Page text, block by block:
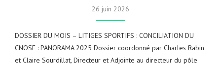
26 juin 2026
DOSSIER DU MOIS – LITIGES SPORTIFS : CONCILIATION DU
CNOSF : PANORAMA 2025 Dossier coordonné par Charles Rabin
et Claire Sourdillat, Directeur et Adjointe au directeur du pôle